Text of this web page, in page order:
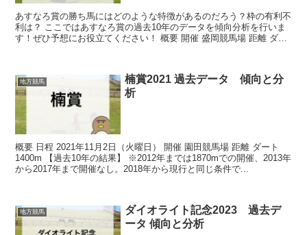
あすなろ賞の勝ち馬にはどのような特徴があるのだろう？枠の有利不
利は？ ここではあすなろ賞の過去10年のデータを傾向分析を行いま
す！ぜひ予想にお役立てください！ 概要 開催 盛岡競馬場 距離 ダー
地方競馬
楠賞2021 過去データ 傾向と分
析
概要 日程 2021年11月2日（火曜日） 開催 園田競馬場 距離 ダート
1400m 【過去10年の結果】 ※2012年までは1870mでの開催、2013年
から2017年まで開催なし。2018年から現行と同じ条件で...
地方競馬
ダイオライト記念2023 過去デ
ータ 傾向と分析